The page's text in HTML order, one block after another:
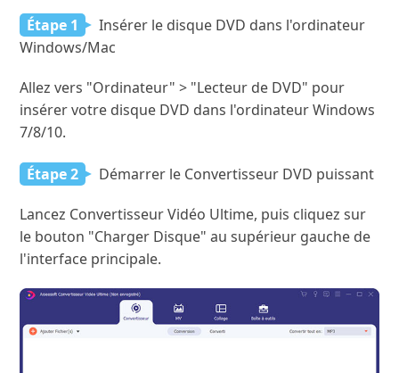
Étape 1
Insérer le disque DVD dans l'ordinateur
Windows/Mac
Allez vers "Ordinateur" > "Lecteur de DVD" pour
insérer votre disque DVD dans l'ordinateur Windows
7/8/10.
Étape 2 Démarrer le Convertisseur DVD puissant
Lancez Convertisseur Vidéo Ultime, puis cliquez sur
le bouton "Charger Disque" au supérieur gauche de
l'interface principale.